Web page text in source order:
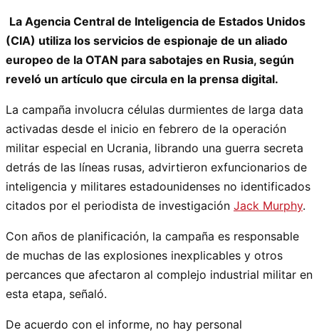
La Agencia Central de Inteligencia de Estados Unidos
(CIA) utiliza los servicios de espionaje de un aliado
europeo de la OTAN para sabotajes en Rusia, según
reveló un artículo que circula en la prensa digital.
La campaña involucra células durmientes de larga data
activadas desde el inicio en febrero de la operación
militar especial en Ucrania, librando una guerra secreta
detrás de las líneas rusas, advirtieron exfuncionarios de
inteligencia y militares estadounidenses no identificados
citados por el periodista de investigación Jack Murphy.
Con años de planificación, la campaña es responsable
de muchas de las explosiones inexplicables y otros
percances que afectaron al complejo industrial militar en
esta etapa, señaló.
De acuerdo con el informe, no hay personal